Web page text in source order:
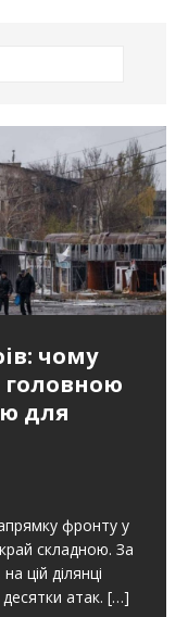
чому
головною
для
фронту у
складною. За
цій ділянці
атак. […]